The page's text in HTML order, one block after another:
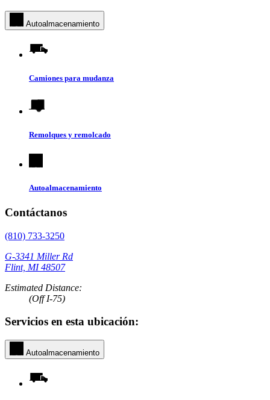
Autoalmacenamiento
Camiones para mudanza
Remolques y remolcado
Autoalmacenamiento
Contáctanos
(810) 733-3250
G-3341 Miller Rd
Flint, MI 48507
Estimated Distance:
(Off I-75)
Servicios en esta ubicación:
Autoalmacenamiento